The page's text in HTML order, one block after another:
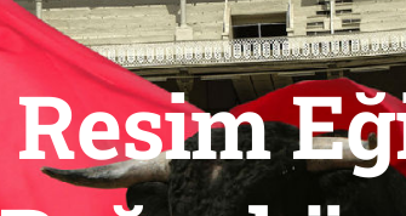
Resim